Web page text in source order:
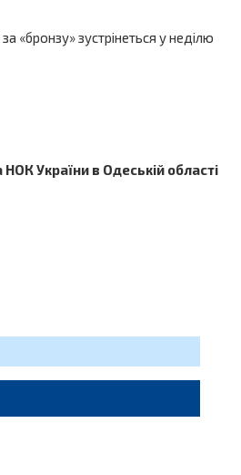
«бронзу» зустрінеться у неділю
України в Одеській області